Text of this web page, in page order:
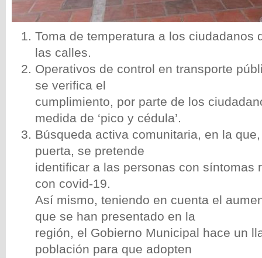
Toma de temperatura a los ciudadanos
las calles.
Operativos de control en transporte
se verifica el
cumplimiento, por parte de los
medida de ‘pico y cédula’.
Búsqueda activa comunitaria, en la
puerta, se pretende
identificar a las personas con síntomas
con covid-19.
Así mismo, teniendo en cuenta el
que se han presentado en la
región, el Gobierno Municipal hace un
población para que adopten